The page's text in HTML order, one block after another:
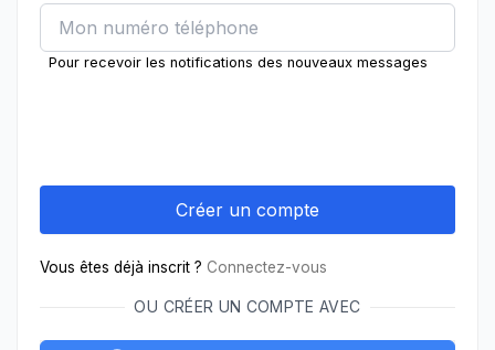
Pour recevoir les notifications des nouveaux messages
Vous êtes déjà inscrit ? Connectez-vous
OU CRÉER UN COMPTE AVEC